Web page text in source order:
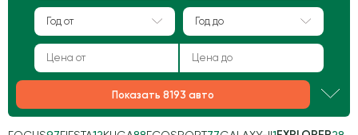
Год от Год до
Показать 8193 авто